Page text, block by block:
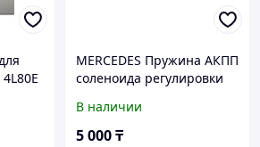
MERCEDES Пружина АКПП
соленоида регулировки
производителя SONNAX.
722.6 5G-Tronic 68942-01
В наличии
5 000₸